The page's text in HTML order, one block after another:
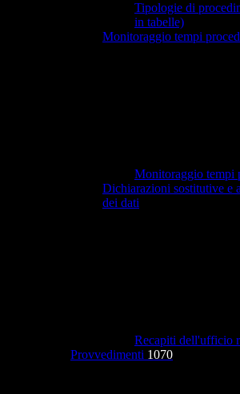
Tipologie di
in tabelle)
Monitoraggio tempi
Monitoraggio tempi
Dichiarazioni sostitutive e
dei dati
Recapiti dell'ufficio
Provvedimenti 1070